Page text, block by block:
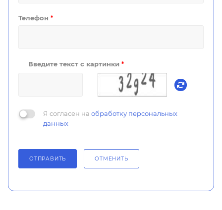
Телефон *
Введите текст с картинки *
Я согласен на обработку персональных
данных
ОТПРАВИТЬ ОТМЕНИТЬ